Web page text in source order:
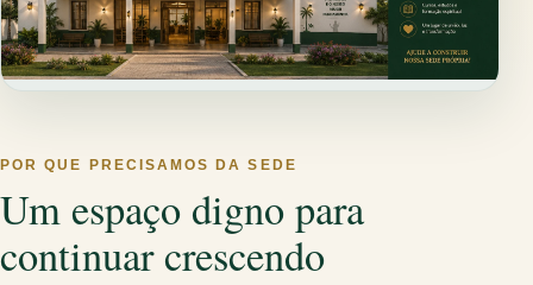
POR QUE PRECISAMOS DA SEDE
Um espaço digno para
continuar crescendo